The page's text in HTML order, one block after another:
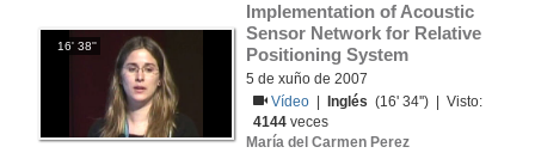
16' 38''
Implementation of Acoustic
Sensor Network for Relative
Positioning System
5 de xuño de 2007
Vídeo
Inglés (16' 34'') | Visto:
4144 veces
María del Carmen Perez